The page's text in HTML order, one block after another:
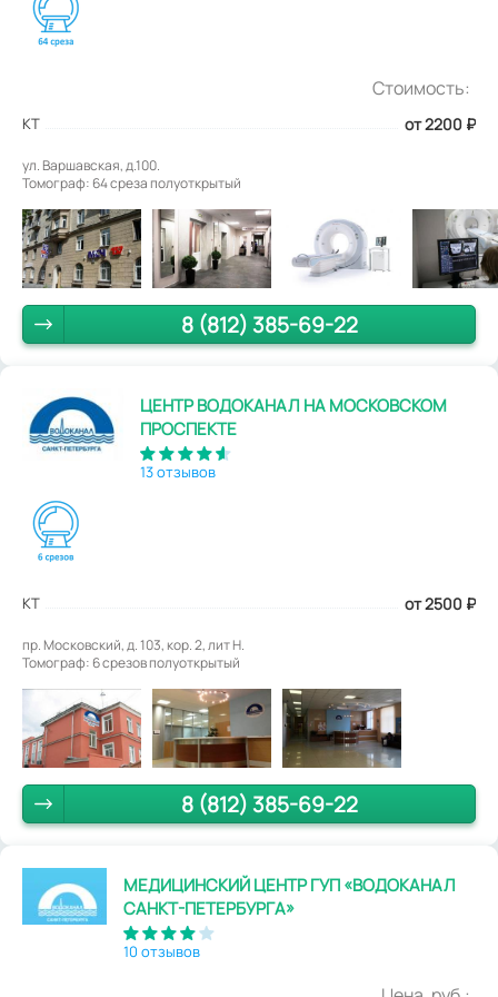
Стоимость:
КТ от 2200 ₽
ул. Варшавская, д.100.
Томограф: 64 среза полуоткрытый
8 (812) 385-69-22
ЦЕНТР ВОДОКАНАЛ НА МОСКОВСКОМ
ПРОСПЕКТЕ
13 отзывов
КТ от 2500 ₽
пр. Московский, д. 103, кор. 2, лит Н.
Томограф: 6 срезов полуоткрытый
8 (812) 385-69-22
МЕДИЦИНСКИЙ ЦЕНТР ГУП «ВОДОКАНАЛ
САНКТ-ПЕТЕРБУРГА»
10 отзывов